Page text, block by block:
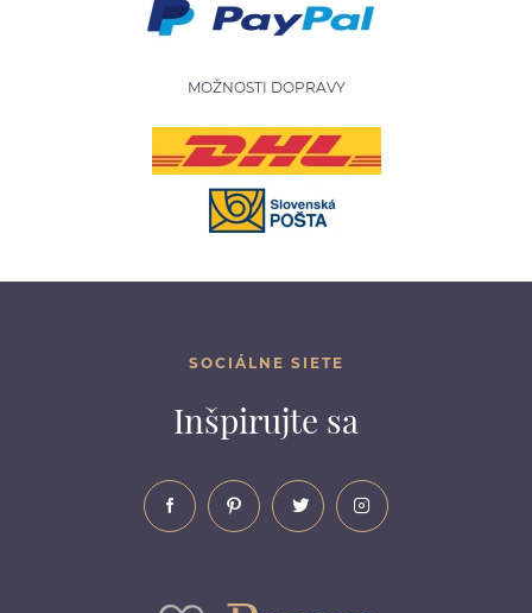
MOŽNOSTI DOPRAVY
SOCIÁLNE SIETE
Inšpirujte sa